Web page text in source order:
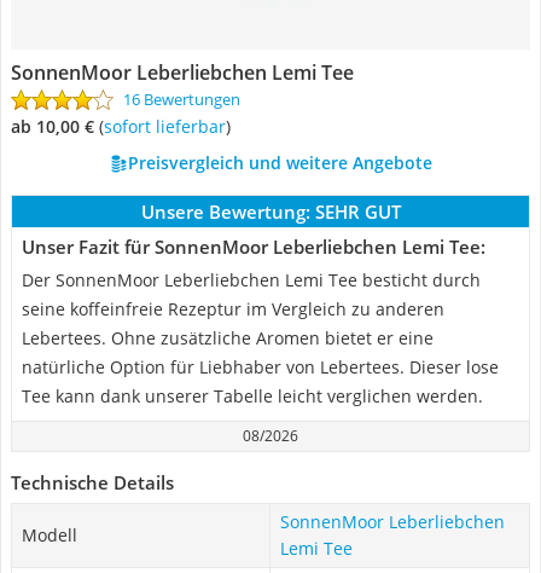
SonnenMoor Leberliebchen Lemi Tee
16 Bewertungen
ab 10,00 € ( Sofort lieferbar)
Preisvergleich und weitere Angebote
Unsere Bewertung: SEHR GUT
Unser Fazit für SonnenMoor Leberliebchen Lemi Tee:
Der SonnenMoor Leberliebchen Lemi Tee besticht durch
seine koffeinfreie Rezeptur im Vergleich zu anderen
Lebertees. Ohne zusätzliche Aromen bietet er eine
natürliche Option für Liebhaber von Lebertees. Dieser lose
Tee kann dank unserer Tabelle leicht verglichen werden.
08/2026
Technische Details
Modell
SonnenMoor Leberliebchen
Lemi Tee